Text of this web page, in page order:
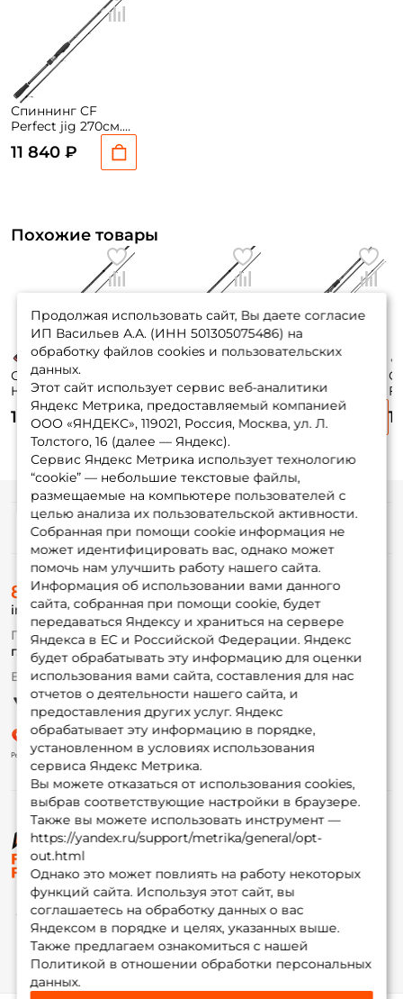
Спиннинг CF
Perfect jig 270см.
15-46гр. 149гр. fast
/ CFPJ-88-H-T
11 840 ₽
Похожие товары
Спиннинг Maximus
High Energy Z
MSHEZ27H 270 см.
15-50 гр.
11 140 ₽
High Energy Z
MSHEZ27M 270 см.
7-35 гр.
10 720 ₽
Epixor Travel 276см.
8-28гр. 152гр. fast /
EPI-S-924ML
12 670 ₽
КЕШБЭК 30%
Продолжая использовать сайт, Вы даете согласие
ИП Васильев А.А. (ИНН 501305075486) на
обработку файлов cookies и пользовательских
данных.
Этот сайт использует сервис веб-аналитики
Яндекс Метрика, предоставляемый компанией
ООО «ЯНДЕКС», 119021, Россия, Москва, ул. Л.
Толстого, 16 (далее — Яндекс).
Сервис Яндекс Метрика использует технологию
“cookie” — небольшие текстовые файлы,
размещаемые на компьютере пользователей с
целью анализа их пользовательской активности.
Собранная при помощи cookie информация не
может идентифицировать вас, однако может
помочь нам улучшить работу нашего сайта.
Информация об использовании вами данного
сайта, собранная при помощи cookie, будет
передаваться Яндексу и храниться на сервере
Яндекса в ЕС и Российской Федерации. Яндекс
будет обрабатывать эту информацию для оценки
использования вами сайта, составления для нас
отчетов о деятельности нашего сайта, и
предоставления других услуг. Яндекс
обрабатывает эту информацию в порядке,
установленном в условиях использования
сервиса Яндекс Метрика.
Вы можете отказаться от использования cookies,
выбрав соответствующие настройки в браузере.
Также вы можете использовать инструмент —
https://yandex.ru/support/metrika/general/opt-
out.html
Однако это может повлиять на работу некоторых
функций сайта. Используя этот сайт, вы
соглашаетесь на обработку данных о вас
Яндексом в порядке и целях, указанных выше.
Также предлагаем ознакомиться с нашей
Политикой в отношении обработки персональных
данных.
© ФоксФишинг, 2009-2026
Информация
О магазине
Доставка
Оплата
Fox-bonus
Гуру
Партнерская программа
8 (495) 532-77-88
info@foxfishing.ru
По вопросам с заказом
г. Москва, ул. Плеханова д.7
Ежедневно 10:00 до 20:00